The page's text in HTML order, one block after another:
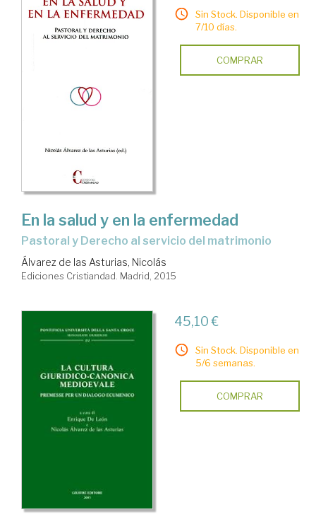
Sin Stock. Disponible en
7/10 días.
COMPRAR
En la salud y en la enfermedad
pastoral y Derecho al servicio del matrimonio
Álvarez de las Asturias, Nicolás
Ediciones Cristiandad. Madrid, 2015
45,10 €
Sin Stock. Disponible en
5/6 semanas.
COMPRAR